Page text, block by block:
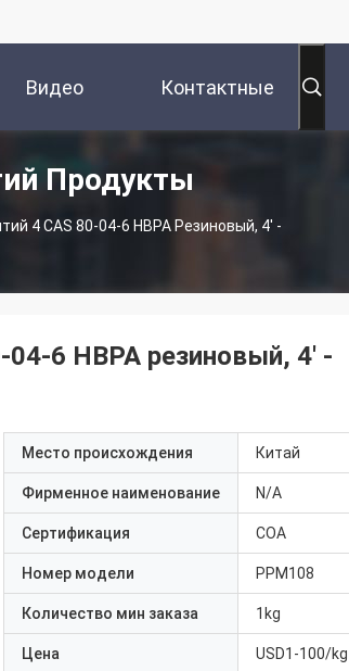
Видео Контактные
Продукты
4 CAS 80-04-6 HBPA Резиновый, 4' -
6 HBPA резиновый, 4' -
Место происхождения Китай
Фирменное наименование N/A
Сертификация COA
Номер модели PPM108
Количество мин заказа 1kg
Цена USD1-100/kg